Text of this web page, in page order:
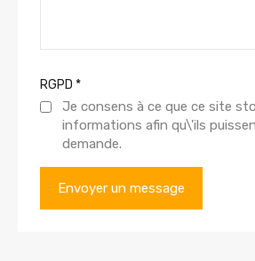
RGPD *
Je consens à ce que ce site
informations afin qu\'ils
demande.